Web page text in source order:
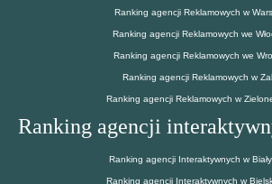
Ranking agencji Reklamowych w
Ranking agencji Reklamowych we
Ranking agencji Reklamowych we
Ranking agencji Reklamowych w
Ranking agencji Reklamowych w
Ranking agencji
Ranking agencji Interaktywnych w
Ranking agencji Interaktywnych w